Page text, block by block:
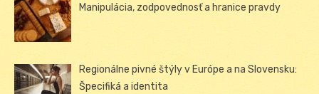
Manipulácia, zodpovednosť a hranice pravdy
Regionálne pivné štýly v Európe a na Slovensku:
Špecifiká a identita